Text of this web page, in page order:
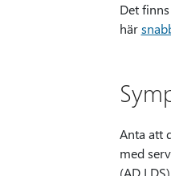
Det
här
Anta att
med
(AD